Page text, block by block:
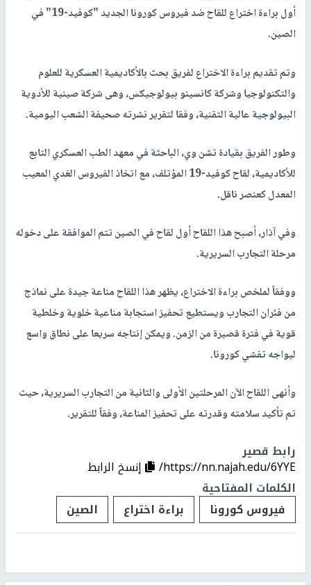
أول براءة اختراع للقاح ضد فيروس كورونا الجديد "كوفيد-19" في
الصين.
وتم تقديم براءة الاختراع لفريق بحث بالأكاديمية العسكرية للعلوم
والتكنولوجيا وشركة كانسينو بيولوجيكس، وهى شركة صينية للأدوية
البيولوجية عالية التقنية، وفقا لتقرير نشرته صحيفة الشعب اليومية.
وطور الفريق بقيادة تشن وي، الباحثة في معهد الطب العسكري التابع
للأكاديمية، لقاح كوفيد-19 المؤتلف، مع اتخاذ الفيروس الغدي المعيب
المعدل كعنصر ناقل.
وفي آذار، أصبح هذا اللقاح أول لقاح في الصين تتم الموافقة على دخوله
مرحلة التجارب السريرية.
ووفقاً لملخص براءة الاختراع، يظهر هذا اللقاح مناعة جيدة على نماذج
من فئران التجارب ويستطيع تحفيز استجابة مناعية خلوية وخلطية
قوية في فترة قصيرة من الزمن. ويمكن إنتاجه سريعا على نطاق واسع
ليواجه تفشي كورونا.
وأنهى اللقاح الآن المرحلتين الأولى والثانية من التجارب السريرية، حيث
تم تأكيد سلامته وقدرته على تحفيز المناعة، وفقاً للتقرير.
رابط قصير
https://nn.najah.edu/6YYE/
إنسخ الرابط
الكلمات المفتاحية
فيروس كورونا
براءة اختراع الصين